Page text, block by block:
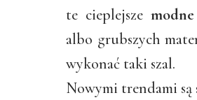
te cieplejsze
albo grubszych
wykonać taki szal.
Nowymi trendami są